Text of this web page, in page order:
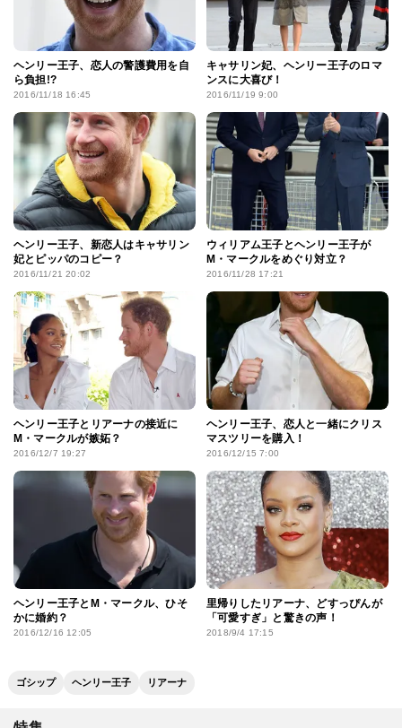
ヘンリー王子、恋人の警護費用を自
ら負担!?
2016/11/18 16:45
キャサリン妃、ヘンリー王子のロマ
ンスに大喜び！
2016/11/19 9:00
ヘンリー王子、新恋人はキャサリン
妃とピッパのコピー？
2016/11/21 20:02
ウィリアム王子とヘンリー王子が
M・マークルをめぐり対立？
2016/11/28 17:21
ヘンリー王子とリアーナの接近に
M・マークルが嫉妬？
2016/12/7 19:27
ヘンリー王子、恋人と一緒にクリス
マスツリーを購入！
2016/12/15 7:00
ヘンリー王子とM・マークル、ひそ
かに婚約？
2016/12/16 12:05
里帰りしたリアーナ、どすっぴんが
「可愛すぎ」と驚きの声！
2018/9/4 17:15
ゴシップ ヘンリー王子 リアーナ